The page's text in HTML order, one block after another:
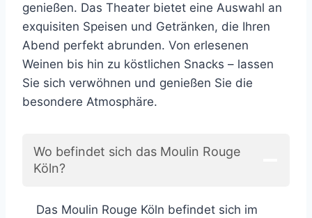
genießen. Das Theater bietet eine Auswahl an
exquisiten Speisen und Getränken, die Ihren
Abend perfekt abrunden. Von erlesenen
Weinen bis hin zu köstlichen Snacks – lassen
Sie sich verwöhnen und genießen Sie die
besondere Atmosphäre.
Wo befindet sich das Moulin Rouge
Köln?
Das Moulin Rouge Köln befindet sich im